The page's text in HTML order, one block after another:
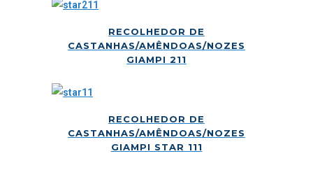
RECOLHEDOR DE
CASTANHAS/AMÊNDOAS/NOZES
GIAMPI 211
RECOLHEDOR DE
CASTANHAS/AMÊNDOAS/NOZES
GIAMPI STAR 111